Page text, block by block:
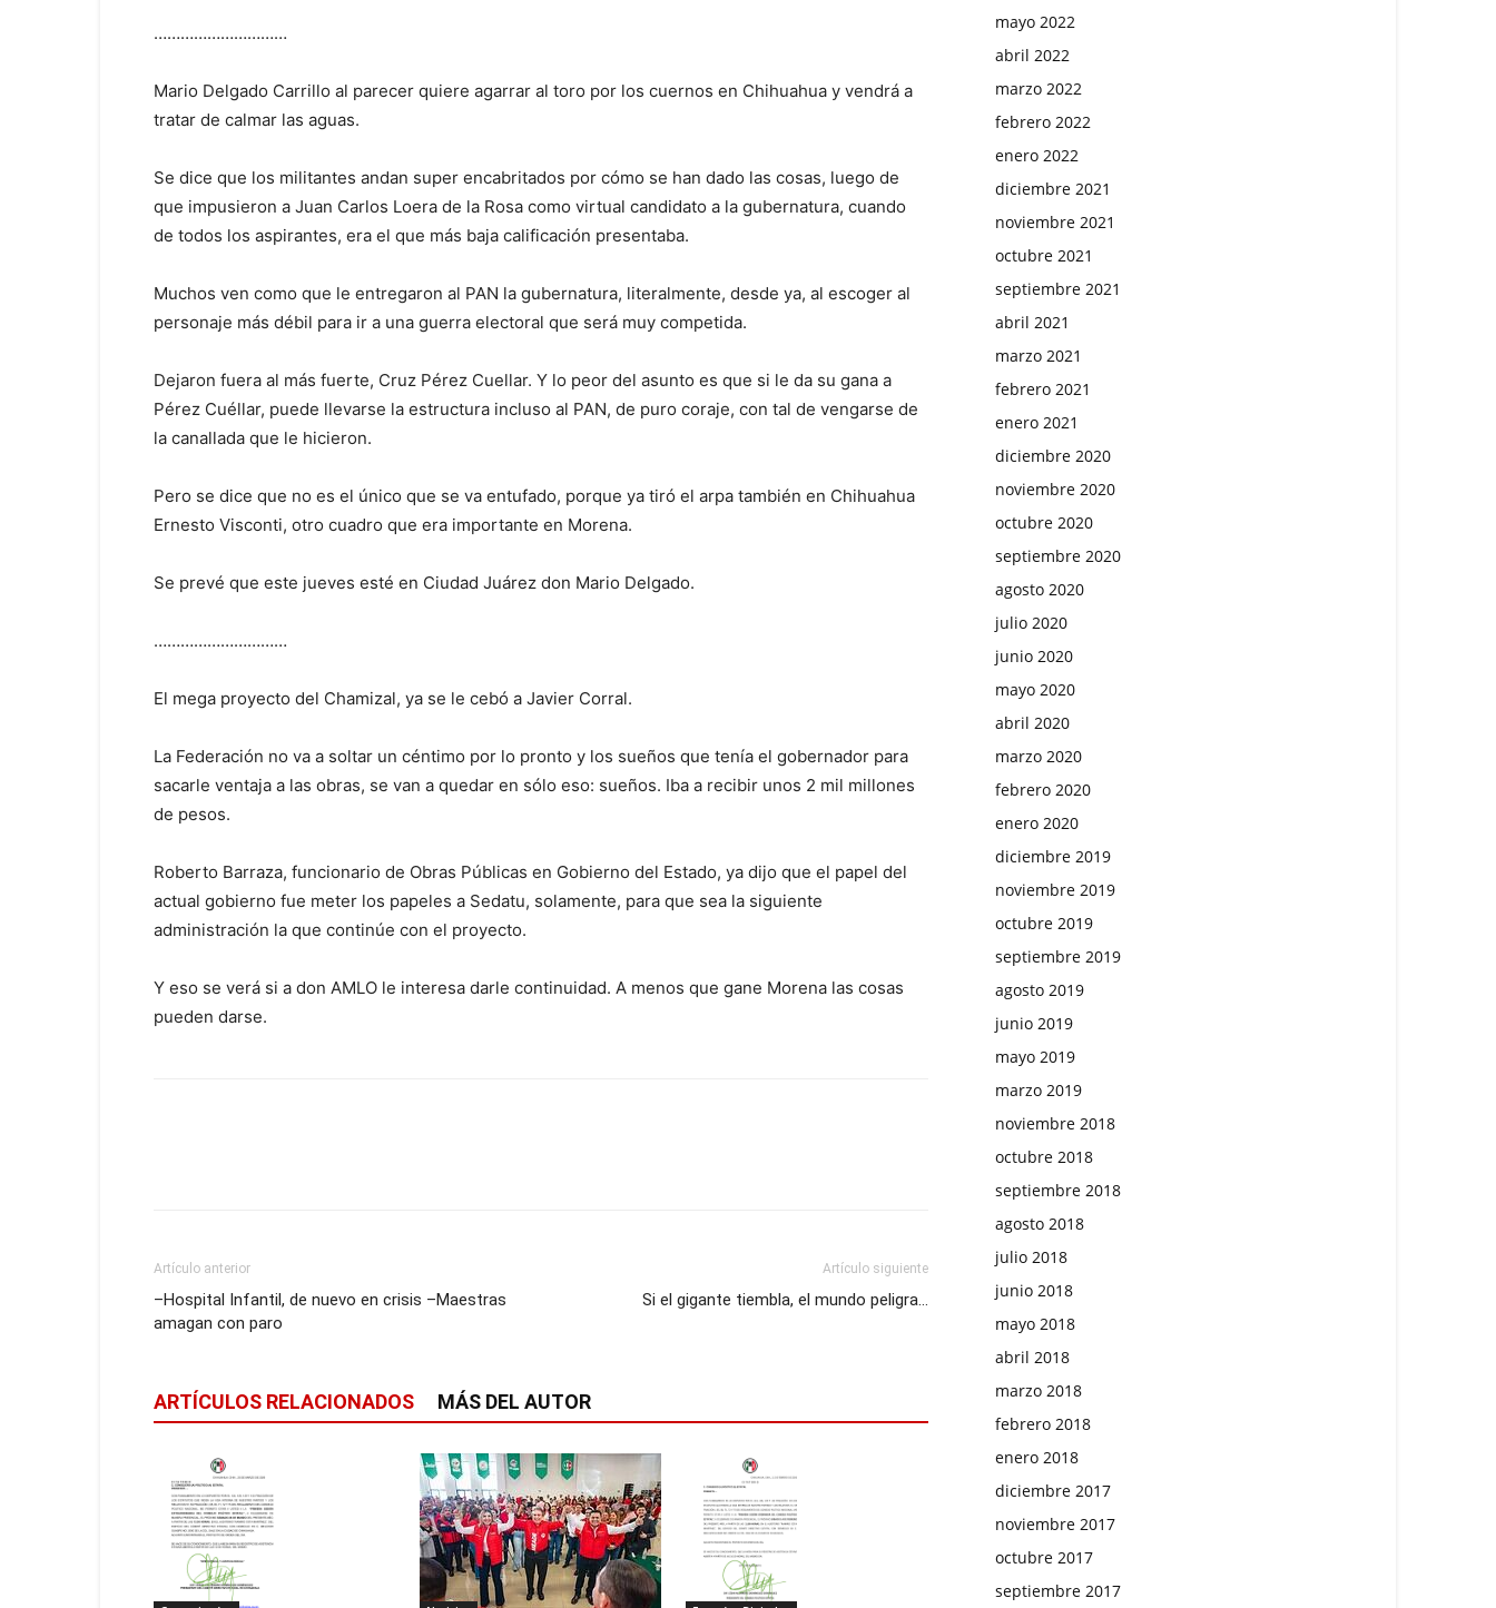
…………………………
Mario Delgado Carrillo al parecer quiere agarrar al toro por los cuernos en Chihuahua y vendrá a
tratar de calmar las aguas.
Se dice que los militantes andan super encabritados por cómo se han dado las cosas, luego de
que impusieron a Juan Carlos Loera de la Rosa como virtual candidato a la gubernatura, cuando
de todos los aspirantes, era el que más baja calificación presentaba.
Muchos ven como que le entregaron al PAN la gubernatura, literalmente, desde ya, al escoger al
personaje más débil para ir a una guerra electoral que será muy competida.
Dejaron fuera al más fuerte, Cruz Pérez Cuellar. Y lo peor del asunto es que si le da su gana a
Pérez Cuéllar, puede llevarse la estructura incluso al PAN, de puro coraje, con tal de vengarse de
la canallada que le hicieron.
Pero se dice que no es el único que se va entufado, porque ya tiró el arpa también en Chihuahua
Ernesto Visconti, otro cuadro que era importante en Morena.
Se prevé que este jueves esté en Ciudad Juárez don Mario Delgado.
…………………………
El mega proyecto del Chamizal, ya se le cebó a Javier Corral.
La Federación no va a soltar un céntimo por lo pronto y los sueños que tenía el gobernador para
sacarle ventaja a las obras, se van a quedar en sólo eso: sueños. Iba a recibir unos 2 mil millones
de pesos.
Roberto Barraza, funcionario de Obras Públicas en Gobierno del Estado, ya dijo que el papel del
actual gobierno fue meter los papeles a Sedatu, solamente, para que sea la siguiente
administración la que continúe con el proyecto.
Y eso se verá si a don AMLO le interesa darle continuidad. A menos que gane Morena las cosas
pueden darse.
Artículo anterior
–Hospital Infantil, de nuevo en crisis –Maestras
amagan con paro
Artículo siguiente
Si el gigante tiembla, el mundo peligra…
ARTÍCULOS RELACIONADOS MÁS DEL AUTOR
mayo 2022
abril 2022
marzo 2022
febrero 2022
enero 2022
diciembre 2021
noviembre 2021
octubre 2021
septiembre 2021
abril 2021
marzo 2021
febrero 2021
enero 2021
diciembre 2020
noviembre 2020
octubre 2020
septiembre 2020
agosto 2020
julio 2020
junio 2020
mayo 2020
abril 2020
marzo 2020
febrero 2020
enero 2020
diciembre 2019
noviembre 2019
octubre 2019
septiembre 2019
agosto 2019
junio 2019
mayo 2019
marzo 2019
noviembre 2018
octubre 2018
septiembre 2018
agosto 2018
julio 2018
junio 2018
mayo 2018
abril 2018
marzo 2018
febrero 2018
enero 2018
diciembre 2017
noviembre 2017
octubre 2017
septiembre 2017